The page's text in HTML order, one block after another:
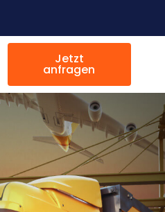
Jetzt
anfragen